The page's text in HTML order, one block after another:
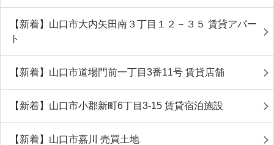
【新着】山口市大内矢田南３丁目１２－３５ 賃貸アパー
ト
【新着】山口市道場門前一丁目3番11号 賃貸店舗
【新着】山口市小郡新町6丁目3-15 賃貸宿泊施設
【新着】山口市嘉川 売買土地